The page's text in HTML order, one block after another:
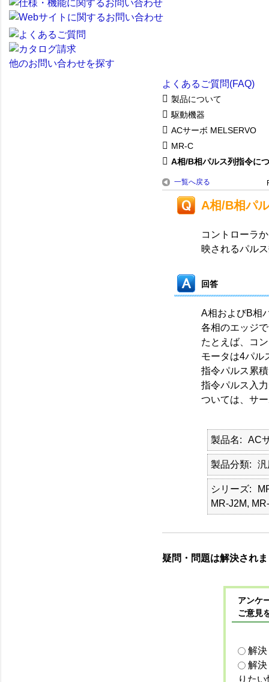
他のお問い合わせを探す
よくあるご質問(FAQ)
製品について
駆動機器
ACサーボ MELSERVO
MR-C
A相/B相パルス列指令に
一覧へ戻る
A相/B相パ
コントローラ
映されるパル
回答
A相およびB相
各相のエッジ
たとえば、コ
モータは4パル
指令パルス累
指令パルス入
ついては、サ
製品名 AC
製品分類 汎
シリーズ
MR-J2M,
疑問・問題は解決され
アンケ
ご意見
解
解
りた